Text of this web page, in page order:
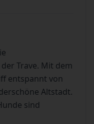
Trave. Mit dem
entspannt von
Altstadt.
sind